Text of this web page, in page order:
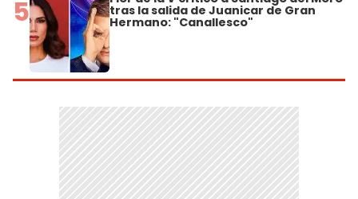
5 tras la salida de Juanicar de Gran
Hermano: "Canallesco"